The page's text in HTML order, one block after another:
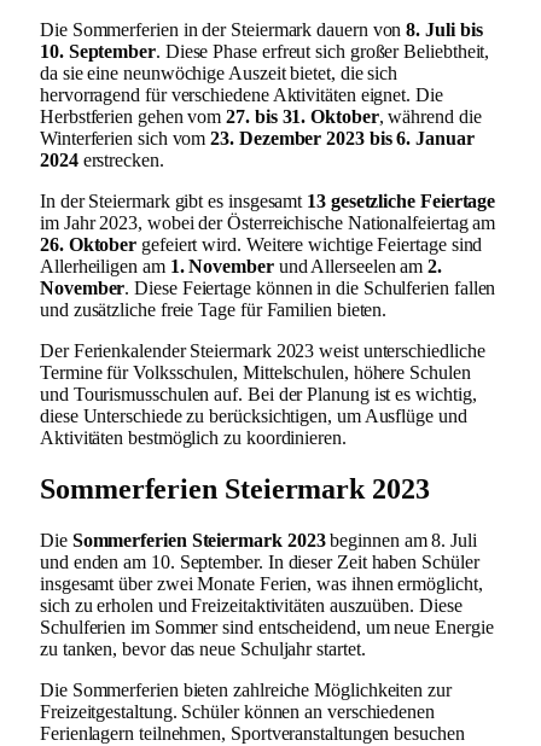
Die Sommerferien in der Steiermark dauern von8. Juli bis
10. September. Diese Phase erfreut sich großer Beliebtheit,
da sie eine neunwöchige Auszeit bietet, die sich
hervorragend für verschiedene Aktivitäten eignet. Die
Herbstferien gehen vom27. bis 31. Oktober, während die
Winterferien sich vom23. Dezember 2023 bis 6. Januar
2024erstrecken.
In der Steiermark gibt es insgesamt 13 gesetzliche Feiertage
im Jahr 2023, wobei der Österreichische Nationalfeiertag am
26. Oktober gefeiert wird. Weitere wichtige Feiertage sind
Allerheiligen am 1. Novemberund Allerseelen am2.
November. Diese Feiertage können in die Schulferien fallen
und zusätzliche freie Tage für Familien bieten.
Der Ferienkalender Steiermark 2023 weist unterschiedliche
Termine für Volksschulen, Mittelschulen, höhere Schulen
und Tourismusschulen auf. Bei der Planung ist es wichtig,
diese Unterschiede zu berücksichtigen, um Ausflüge und
Aktivitäten bestmöglich zu koordinieren.
Sommerferien Steiermark 2023
Die Sommerferien Steiermark 2023beginnen am 8. Juli
und enden am 10. September. In dieser Zeit haben Schüler
insgesamt über zwei Monate Ferien, was ihnen ermöglicht,
sich zu erholen und Freizeitaktivitäten auszuüben. Diese
Schulferien im Sommer sind entscheidend, um neue Energie
zu tanken, bevor das neue Schuljahr startet.
Die Sommerferien bieten zahlreiche Möglichkeiten zur
Freizeitgestaltung. Schüler können an verschiedenen
Ferienlagern teilnehmen, Sportveranstaltungen besuchen